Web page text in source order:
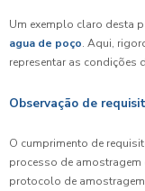
Um exemplo claro desta
agua de poço. Aqui,
representar as condições
Observação de
O cumprimento de
processo de
protocolo de